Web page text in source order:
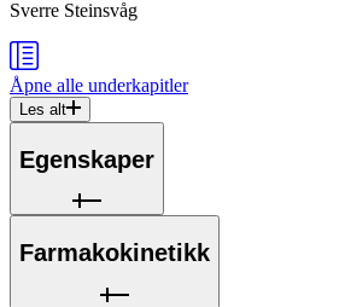
Sverre Steinsvåg
Åpne alle underkapitler
Les alt
Egenskaper
Farmakokinetikk